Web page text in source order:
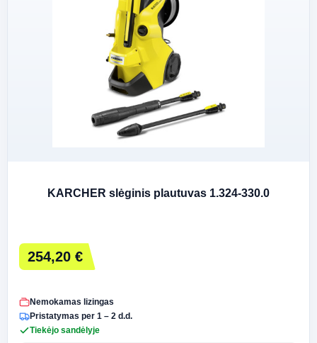
KARCHER slėginis plautuvas 1.324-330.0
254,20 €
Nemokamas lizingas
Pristatymas per 1 – 2 d.d.
Tiekėjo sandėlyje